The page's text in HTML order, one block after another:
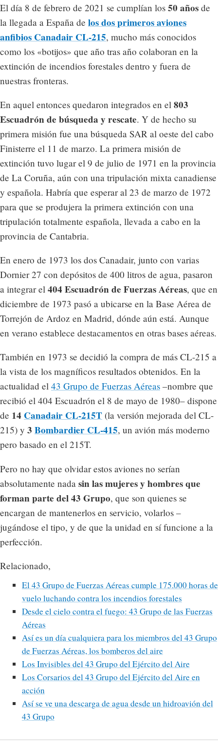
El día 8 de febrero de 2021 se cumplían los 50 años de
la llegada a España de los dos primeros aviones
anfibios Canadair CL-215, mucho más conocidos
como los «botijos» que año tras año colaboran en la
extinción de incendios forestales dentro y fuera de
nuestras fronteras.
En aquel entonces quedaron integrados en el 803
Escuadrón de búsqueda y rescate. Y de hecho su
primera misión fue una búsqueda SAR al oeste del cabo
Finisterre el 11 de marzo. La primera misión de
extinción tuvo lugar el 9 de julio de 1971 en la provincia
de La Coruña, aún con una tripulación mixta canadiense
y española. Habría que esperar al 23 de marzo de 1972
para que se produjera la primera extinción con una
tripulación totalmente española, llevada a cabo en la
provincia de Cantabria.
En enero de 1973 los dos Canadair, junto con varias
Dornier 27 con depósitos de 400 litros de agua, pasaron
a integrar el 404 Escuadrón de Fuerzas Aéreas, que en
diciembre de 1973 pasó a ubicarse en la Base Aérea de
Torrejón de Ardoz en Madrid, dónde aún está. Aunque
en verano establece destacamentos en otras bases aéreas.
También en 1973 se decidió la compra de más CL-215 a
la vista de los magníficos resultados obtenidos. En la
actualidad el 43 Grupo de Fuerzas Aéreas –nombre que
recibió el 404 Escuadrón el 8 de mayo de 1980– dispone
de 14 Canadair CL-215T (la versión mejorada del CL-
215) y 3 Bombardier CL-415, un avión más moderno
pero basado en el 215T.
Pero no hay que olvidar estos aviones no serían
absolutamente nada sin las mujeres y hombres que
forman parte del 43 Grupo, que son quienes se
encargan de mantenerlos en servicio, volarlos –
jugándose el tipo, y de que la unidad en sí funcione a la
perfección.
Relacionado,
El 43 Grupo de Fuerzas Aéreas cumple 175.000 horas de
vuelo luchando contra los incendios forestales
Desde el cielo contra el fuego: 43 Grupo de las Fuerzas
Aéreas
Así es un día cualquiera para los miembros del 43 Grupo
de Fuerzas Aéreas, los bomberos del aire
Los Invisibles del 43 Grupo del Ejército del Aire
Los Corsarios del 43 Grupo del Ejército del Aire en
acción
Así se ve una descarga de agua desde un hidroavión del
43 Grupo